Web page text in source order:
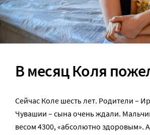
В месяц Коля
Сейчас Коле шесть лет. Родители –
Чувашии – сына очень ждали.
весом 4300, «абсолютно здоровым».